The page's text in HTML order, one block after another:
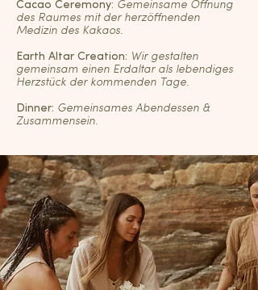
Cacao Ceremony: Gemeinsame Öffnung
des Raumes mit der herzöffnenden
Medizin des Kakaos.
Earth Altar Creation: Wir gestalten
gemeinsam einen Erdaltar als lebendiges
Herzstück der kommenden Tage.
Dinner: Gemeinsames Abendessen &
Zusammensein.